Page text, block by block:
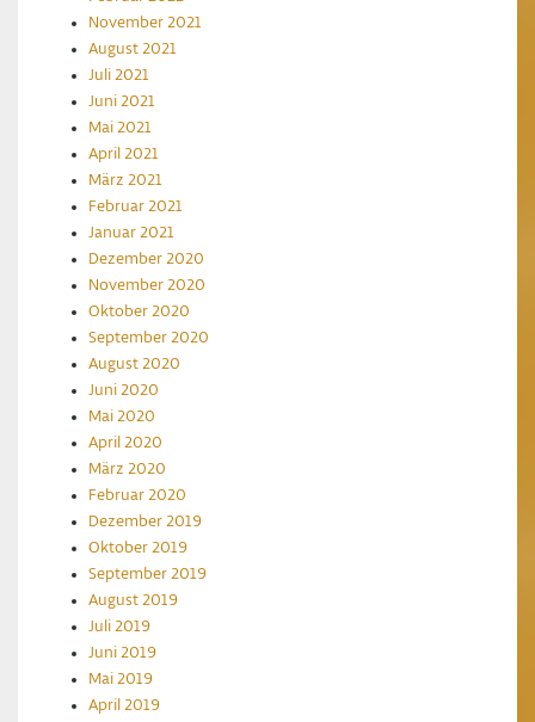
November 2021
August 2021
Juli 2021
Juni 2021
Mai 2021
April 2021
März 2021
Februar 2021
Januar 2021
Dezember 2020
November 2020
Oktober 2020
September 2020
August 2020
Juni 2020
Mai 2020
April 2020
März 2020
Februar 2020
Dezember 2019
Oktober 2019
September 2019
August 2019
Juli 2019
Juni 2019
Mai 2019
April 2019